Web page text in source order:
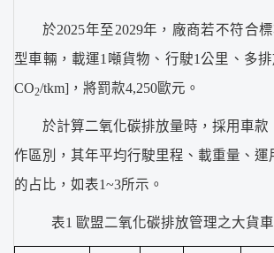
於2025年至2029年，廠商若不符合
型車輛，載運1噸貨物、行駛1公里、多
CO2/tkm]，將罰款4,250歐元。
於計算二氧化碳排放量時，採用車款
作區別，其年平均行駛里程、載重量、運
的占比，如表1~3所示。
表1 歐盟二氧化碳排放管理之大貨